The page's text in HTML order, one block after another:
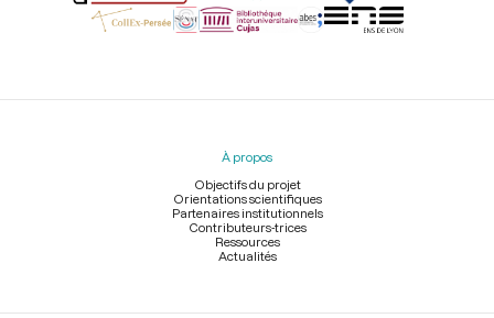
Menu
À propos
Objectifs du projet
Orientations scientifiques
Partenaires institutionnels
Contributeurs-trices
Ressources
Actualités